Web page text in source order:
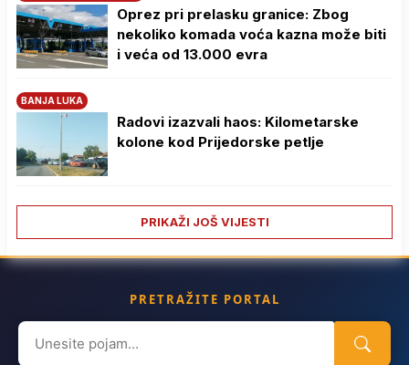
Oprez pri prelasku granice: Zbog
nekoliko komada voća kazna može biti
i veća od 13.000 evra
BANJA LUKA
Radovi izazvali haos: Kilometarske
kolone kod Prijedorske petlje
PRIKAŽI JOŠ VIJESTI
PRETRAŽITE PORTAL
Search
for: